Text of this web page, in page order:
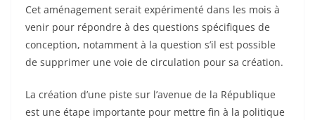
Cet aménagement serait expérimenté dans les mois à
venir pour répondre à des questions spécifiques de
conception, notamment à la question s’il est possible
de supprimer une voie de circulation pour sa création.
La création d’une piste sur l’avenue de la République
est une étape importante pour mettre fin à la politique